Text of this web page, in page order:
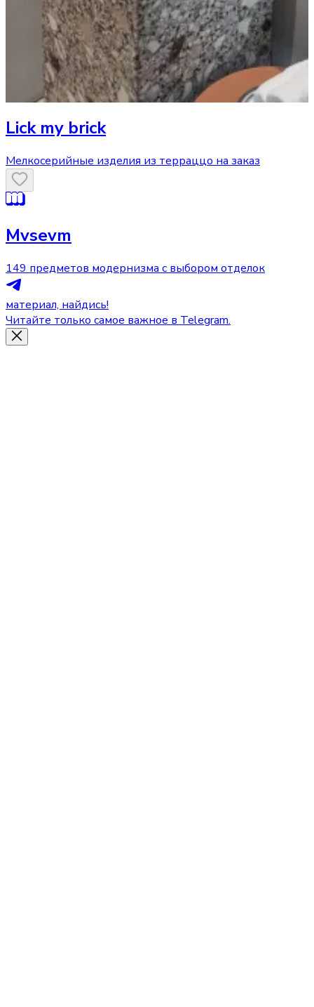
Lick my brick
Мелкосерийные изделия из терраццо на заказ
Mvsevm
149 предметов модернизма с выбором отделок
материал, найдись!
Читайте только самое важное в Telegram.